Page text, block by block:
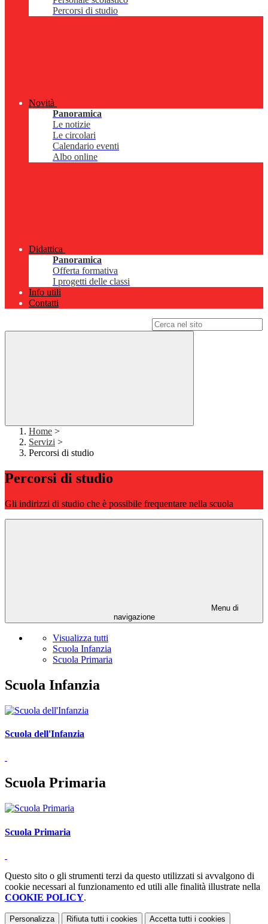
Percorsi di studio
Novità
Panoramica
Le notizie
Le circolari
Calendario eventi
Albo online
Didattica
Panoramica
Offerta formativa
I progetti delle classi
Info utili
Contatti
Home >
Servizi >
Percorsi di studio
Percorsi di studio
Gli indirizzi di studio che è possibile frequentare nella scuola
Menu di
navigazione
Visualizza tutti
Scuola Infanzia
Scuola Primaria
Scuola Infanzia
Scuola dell'Infanzia
Scuola Primaria
Scuola Primaria
Questo sito o gli strumenti terzi da questo utilizzati si avvalgono di
cookie necessari al funzionamento ed utili alle finalità illustrate nella
COOKIE POLICY.
Personalizza Rifiuta tutti i cookies Accetta tutti i cookies